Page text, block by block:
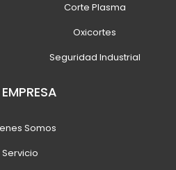
Somos
Servicio
Corte Plasma
Oxicortes
Seguridad Industrial